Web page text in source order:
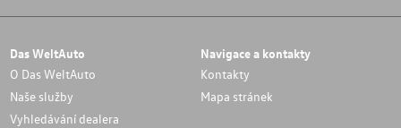
Das WeltAuto
O Das WeltAuto
Naše služby
Vyhledávání dealera
Navigace a kontakty
Kontakty
Mapa stránek